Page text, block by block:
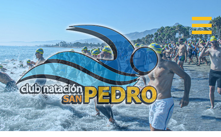
Club Natación San Pedro
CNSP